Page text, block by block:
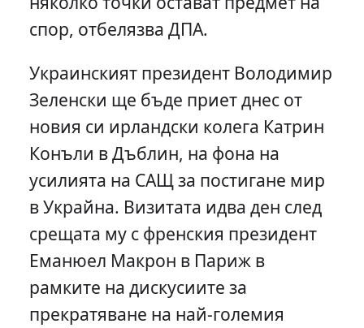
спор, отбелязва ДПА.
Украинският президент Володимир
Зеленски ще бъде приет днес от
новия си ирландски колега Катрин
Конъли в Дъблин, на фона на
усилията на САЩ за постигане мир
в Украйна. Визитата идва ден след
срещата му с френския президент
Еманюел Макрон в Париж в
рамките на дискусиите за
прекратяване на най-големия